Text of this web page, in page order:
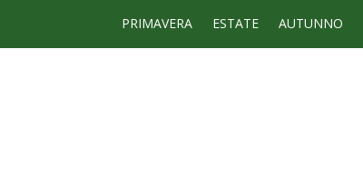
PRIMAVERA ESTATE AUTUNNO